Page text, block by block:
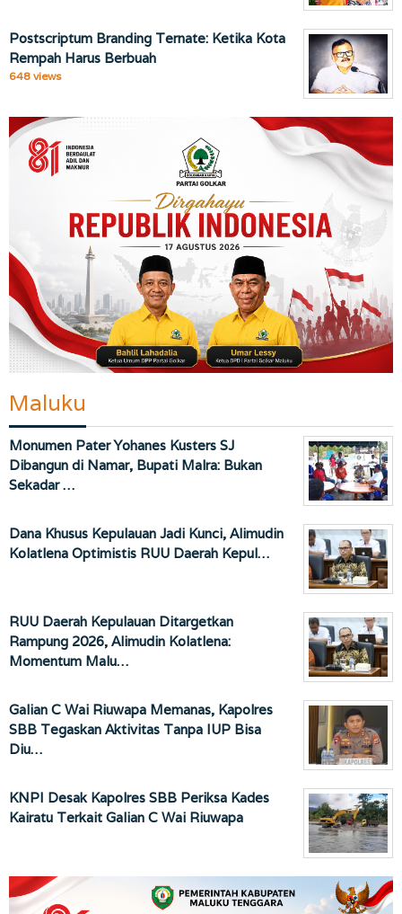
Postscriptum Branding Ternate: Ketika Kota
Rempah Harus Berbuah
648 views
Maluku
Monumen Pater Yohanes Kusters SJ
Dibangun di Namar, Bupati Malra: Bukan
Sekadar …
Dana Khusus Kepulauan Jadi Kunci, Alimudin
Kolatlena Optimistis RUU Daerah Kepul…
RUU Daerah Kepulauan Ditargetkan
Rampung 2026, Alimudin Kolatlena:
Momentum Malu…
Galian C Wai Riuwapa Memanas, Kapolres
SBB Tegaskan Aktivitas Tanpa IUP Bisa
Diu…
KNPI Desak Kapolres SBB Periksa Kades
Kairatu Terkait Galian C Wai Riuwapa